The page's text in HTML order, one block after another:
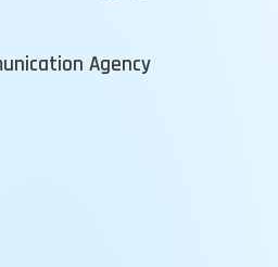
Agency